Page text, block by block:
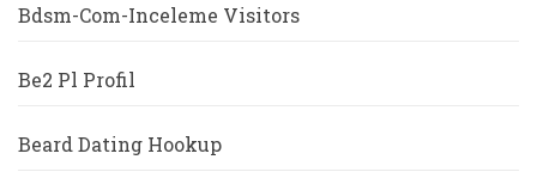
Bdsm-Com-Inceleme Visitors
Be2 Pl Profil
Beard Dating Hookup